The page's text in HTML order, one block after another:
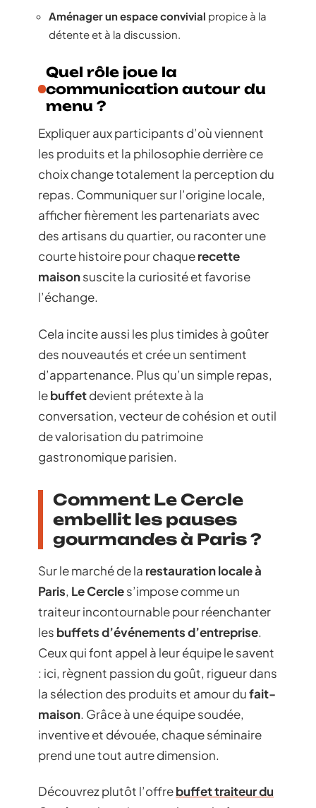
Aménager un espace convivial propice à la
détente et à la discussion.
Quel rôle joue la
communication autour du
menu ?
Expliquer aux participants d’où viennent
les produits et la philosophie derrière ce
choix change totalement la perception du
repas. Communiquer sur l’origine locale,
afficher fièrement les partenariats avec
des artisans du quartier, ou raconter une
courte histoire pour chaquerecette
maisonsuscite la curiosité et favorise
l’échange.
Cela incite aussi les plus timides à goûter
des nouveautés et crée un sentiment
d’appartenance. Plus qu’un simple repas,
lebuffetdevient prétexte à la
conversation, vecteur de cohésion et outil
de valorisation du patrimoine
gastronomique parisien.
Comment Le Cercle
embellit les pauses
gourmandes à Paris ?
Sur le marché de la restauration locale à
Paris, Le Cercles’impose comme un
traiteur incontournable pour réenchanter
les buffets d’événements d’entreprise.
Ceux qui font appel à leur équipe le savent
: ici, règnent passion du goût, rigueur dans
la sélection des produits et amour dufait-
maison. Grâce à une équipe soudée,
inventive et dévouée, chaque séminaire
prend une tout autre dimension.
Découvrez plutôt l’offrebuffet traiteur du